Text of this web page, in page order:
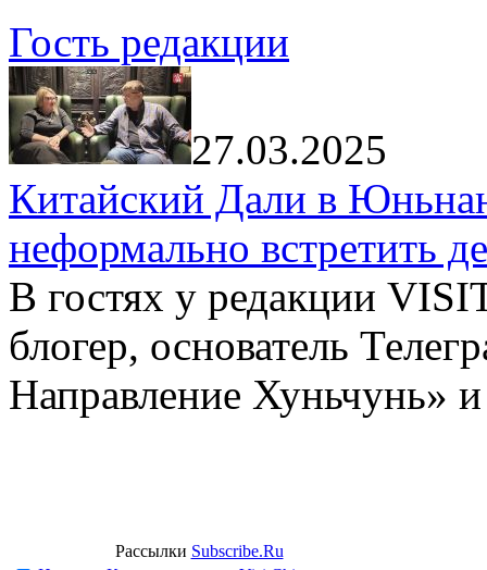
Гость редакции
27.03.2025
Китайский Дали в
неформально встретить
В гостях у редакции
блогер, основатель
Направление Хуньчунь»
Рассылки Subscribe.Ru